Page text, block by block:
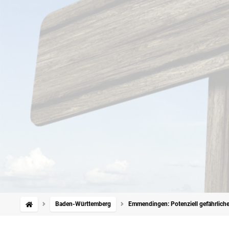
Baden-Württemberg Emmendingen: Potenziell